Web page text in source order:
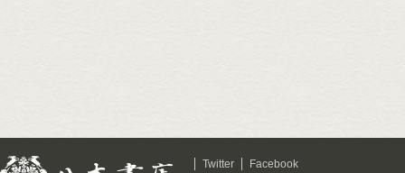
Twitter
Facebook